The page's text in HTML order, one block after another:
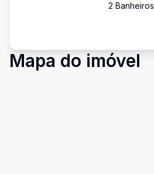
2 Banheiros
Mapa do imóvel